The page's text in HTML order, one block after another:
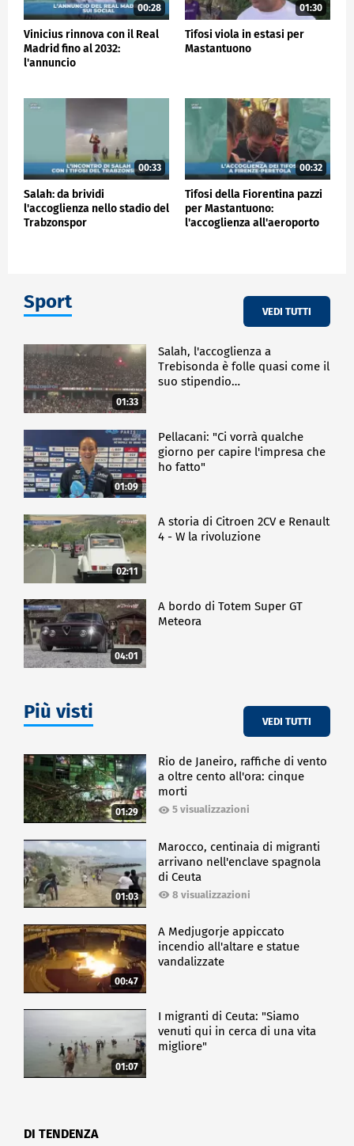
00:28
Vinicius rinnova con il Real
Madrid fino al 2032:
l'annuncio
01:30
Tifosi viola in estasi per
Mastantuono
00:33
Salah: da brividi
l'accoglienza nello stadio del
Trabzonspor
00:32
Tifosi della Fiorentina pazzi
per Mastantuono:
l'accoglienza all'aeroporto
Sport VEDI TUTTI
01:33
Salah, l'accoglienza a
Trebisonda è folle quasi come il
suo stipendio…
01:09
Pellacani: "Ci vorrà qualche
giorno per capire l'impresa che
ho fatto"
02:11
A storia di Citroen 2CV e Renault
4 - W la rivoluzione
04:01
A bordo di Totem Super GT
Meteora
Più visti VEDI TUTTI
01:29
Rio de Janeiro, raffiche di vento
a oltre cento all'ora: cinque
morti
5 visualizzazioni
01:03
Marocco, centinaia di migranti
arrivano nell'enclave spagnola
di Ceuta
8 visualizzazioni
00:47
A Medjugorje appiccato
incendio all'altare e statue
vandalizzate
01:07
I migranti di Ceuta: "Siamo
venuti qui in cerca di una vita
migliore"
DI TENDENZA